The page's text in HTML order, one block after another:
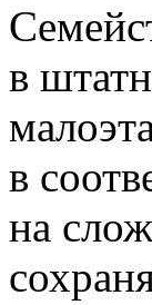
в
в
на